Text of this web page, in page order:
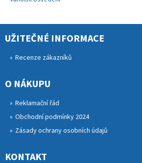
UŽITEČNÉ INFORMACE
Recenze zákazníků
O NÁKUPU
Reklamační řád
Obchodní podmínky 2024
Zásady ochrany osobních údajů
KONTAKT